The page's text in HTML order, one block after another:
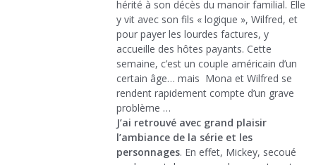
hérité à son décès du manoir familial. Elle
y vit avec son fils « logique », Wilfred, et
pour payer les lourdes factures, y
accueille des hôtes payants. Cette
semaine, c’est un couple américain d’un
certain âge… mais Mona et Wilfred se
rendent rapidement compte d’un grave
problème …
J’ai retrouvé avec grand plaisir
l’ambiance de la série et les
personnages. En effet, Mickey, secoué